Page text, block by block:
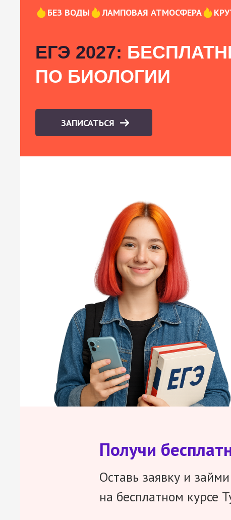
БЕЗ ВОДЫ ЛАМПОВАЯ АТМОСФЕРА
ЕГЭ 2027:
ПО БИОЛОГИИ
ЗАПИСАТЬСЯ
Получи
Оставь заявку и
на бесплатном курсе